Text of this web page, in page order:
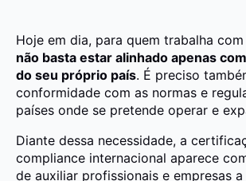
Hoje em dia, para quem trabalha
não basta estar alinhado apenas
do seu próprio país. É preciso
conformidade com as normas e
países onde se pretende operar e
Diante dessa necessidade, a
compliance internacional aparece
de auxiliar profissionais e empresas